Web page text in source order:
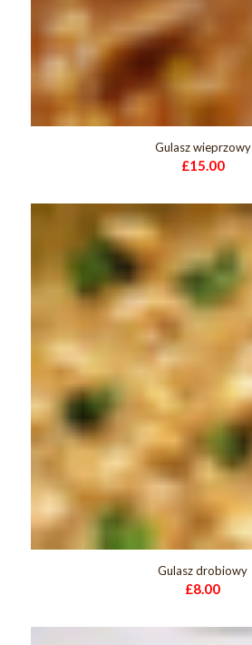
Gulasz wieprzowy
£15.00
Gulasz drobiowy
£8.00